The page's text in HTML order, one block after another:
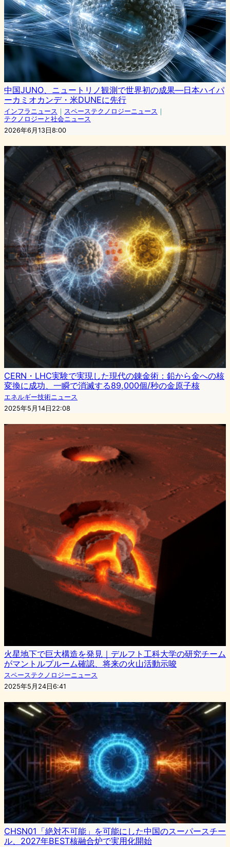
中国JUNO、ニュートリノ観測で世界初の成果―日本ハイパ
ーカミオカンデ・米DUNEに先行
インフラニュース ｜ スペーステクノロジーニュース ｜
テクノロジーと社会ニュース
2026年6月13日8:00
CERN・LHC実験で実現した現代の錬金術：鉛から金への核
変換に成功、一瞬で消滅する89,000個/秒の金原子核
エネルギー技術ニュース
2025年5月14日22:08
火星地下で巨大構造を発見｜デルフト工科大学の研究チーム
がマントルプルーム確認、将来の火山活動示唆
スペーステクノロジーニュース
2025年5月24日6:41
CHSN01「絶対不可能」を可能にした中国のスーパースチー
ル、2027年BEST核融合炉で実用化開始